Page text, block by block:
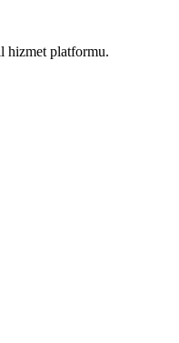
hizmet platformu.